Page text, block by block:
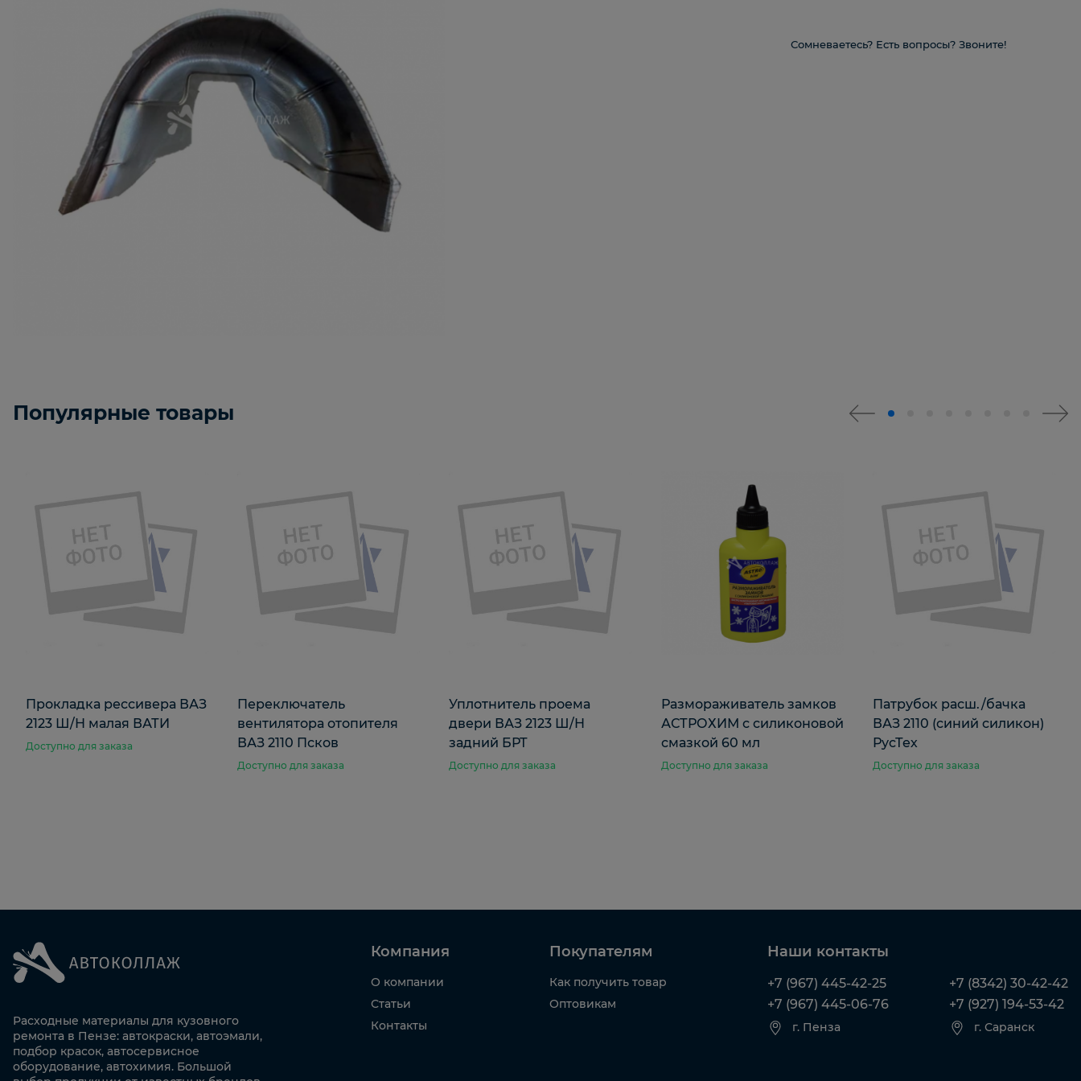
Сомневаетесь? Есть вопросы? Звоните!
Популярные товары
Прокладка рессивера ВАЗ
2123 Ш/Н малая ВАТИ
Доступно для заказа
Переключатель
вентилятора отопителя
ВАЗ 2110 Псков
Доступно для заказа
Уплотнитель проема
двери ВАЗ 2123 Ш/Н
задний БРТ
Доступно для заказа
Размораживатель замков
АСТРОХИМ с силиконовой
смазкой 60 мл
Доступно для заказа
Патрубок расш./бачка
ВАЗ 2110 (синий силикон)
РусТех
Доступно для заказа
Расходные материалы для кузовного
ремонта в Пензе: автокраски, автоэмали,
подбор красок, автосервисное
оборудование, автохимия. Большой
Компания
О компании
Статьи
Контакты
Покупателям
Как получить товар
Оптовикам
Наши контакты
+7 (967) 445-42-25
+7 (967) 445-06-76
г. Пенза
+7 (8342) 30-42-42
+7 (927) 194-53-42
г. Саранск